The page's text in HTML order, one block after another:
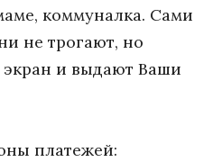
коммуналка. Сами
не трогают, но
и выдают Ваши
платежей: